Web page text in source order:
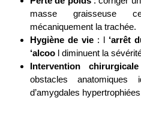
masse graisseuse
mécaniquement la trachée.
Hygiène de vie: l ‘arrêt
‘alcoo l diminuent la
Intervention chirurgicale
obstacles
d’amygdales